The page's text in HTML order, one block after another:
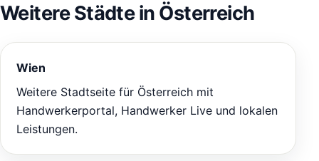
Weitere Städte in Österreich
Wien
Weitere Stadtseite für Österreich mit
Handwerkerportal, Handwerker Live und lokalen
Leistungen.